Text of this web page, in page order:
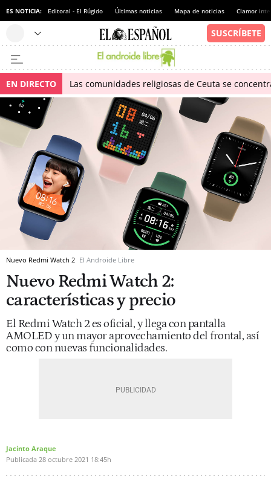
ES NOTICIA: Editoral - El Rúgido Últimas noticias Mapa de noticias Clamor
EN DIRECTO Las comunidades religiosas de Ceuta se
Nuevo Redmi Watch 2 El Androide Libre
Nuevo Redmi Watch 2:
características y precio
El Redmi Watch 2 es oficial, y llega con pantalla
AMOLED y un mayor aprovechamiento del frontal, así
como con nuevas funcionalidades.
Jacinto Araque
Publicada 28 octubre 2021 18:45h